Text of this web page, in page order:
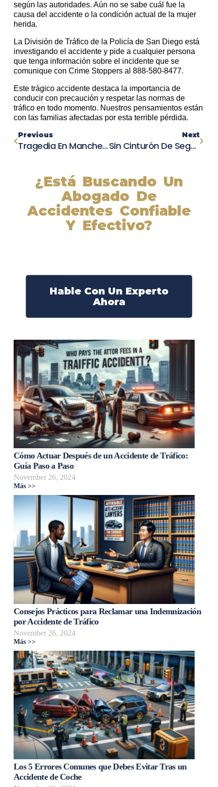
según las autoridades. Aún no se sabe cuál fue la
causa del accidente o la condición actual de la mujer
herida.
La División de Tráfico de la Policía de San Diego está
investigando el accidente y pide a cualquier persona
que tenga información sobre el incidente que se
comunique con Crime Stoppers al 888-580-8477.
Este trágico accidente destaca la importancia de
conducir con precaución y respetar las normas de
tráfico en todo momento. Nuestros pensamientos están
con las familias afectadas por esta terrible pérdida.
Previous
Tragedia En Manchester Square: Un Muerto Y Un Herido Grave Tras Choque Frontal
Next
Sin Cinturón De Seguridad: Joshua Spirz Muere En Un Trágico Accidente En Pine Valley
¿Está Buscando Un
Abogado De
Accidentes Confiable
Y Efectivo?
Hable Con Un Experto
Ahora
Cómo Actuar Después de un Accidente de Tráfico:
Guía Paso a Paso
November 26, 2024
Más >>
Consejos Prácticos para Reclamar una Indemnización
por Accidente de Tráfico
November 26, 2024
Más >>
Los 5 Errores Comunes que Debes Evitar Tras un
Accidente de Coche